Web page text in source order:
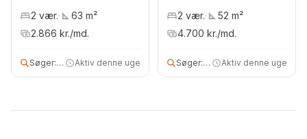
2 vær.· 63 m²
2.866 kr./md.
Søger:3 vær andelsbolig
Aktiv denne uge
2 vær.· 52 m²
4.700 kr./md.
Søger:2 vær andelsbolig
Aktiv denne uge